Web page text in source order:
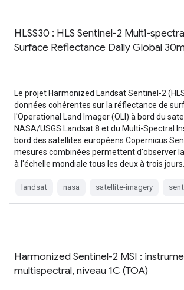
HLSS30 : HLS Sentinel-2 Multi-
Surface Reflectance Daily Global
Le projet Harmonized Landsat Sentinel-2
données cohérentes sur la réflectance de
l'Operational Land Imager (OLI) à bord du
NASA/USGS Landsat 8 et du Multi-Spectral
bord des satellites européens Copernicus
mesures combinées permettent d'observer
à l'échelle mondiale tous les deux à trois jours.
landsat nasa satellite-imagery
Harmonized Sentinel-2 MSI :
multispectral, niveau 1C (TOA)